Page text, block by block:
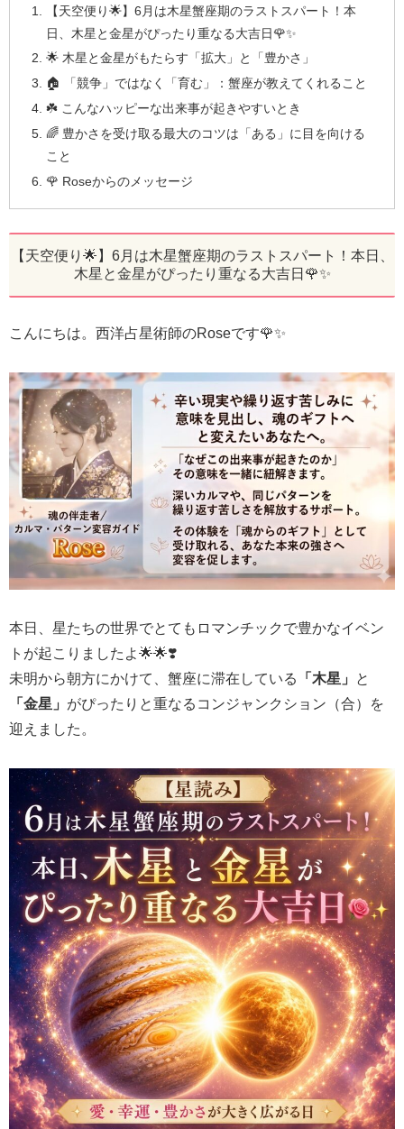
【天空便り🌟】6月は木星蟹座期のラストスパート！本
日、木星と金星がぴったり重なる大吉日🌹✨
🌟 木星と金星がもたらす「拡大」と「豊かさ」
🏠 「競争」ではなく「育む」：蟹座が教えてくれること
☘️ こんなハッピーな出来事が起きやすいとき
🌈 豊かさを受け取る最大のコツは「ある」に目を向ける
こと
🌹 Roseからのメッセージ
【天空便り🌟】6月は木星蟹座期のラストスパート！本日、
木星と金星がぴったり重なる大吉日🌹✨
こんにちは。西洋占星術師のRoseです🌹✨
本日、星たちの世界でとてもロマンチックで豊かなイベン
トが起こりましたよ🌟🌟❣️
未明から朝方にかけて、蟹座に滞在している
「木星」
と
「金星」 がぴったりと重なるコンジャンクション（合）を
迎えました。